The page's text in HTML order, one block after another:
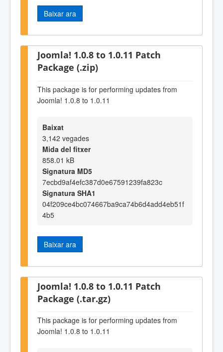
Baixar ara
Joomla! 1.0.8 to 1.0.11 Patch
Package (.zip)
This package is for performing updates from
Joomla! 1.0.8 to 1.0.11
Baixat
3,142 vegades
Mida del fitxer
858.01 kB
Signatura MD5
7ecbd9af4efc387d0e67591239fa823c
Signatura SHA1
04f209ce4bc074667ba9ca74b6d4add4eb51f
4b5
Baixar ara
Joomla! 1.0.8 to 1.0.11 Patch
Package (.tar.gz)
This package is for performing updates from
Joomla! 1.0.8 to 1.0.11